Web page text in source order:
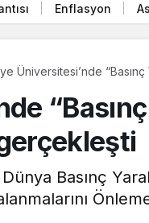
Enflasyon
Üniversitesi’nde
Basınç